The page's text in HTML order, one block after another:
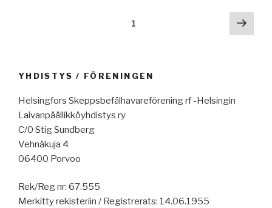
hiipuminen,
ja
Suezin
kanavat
Konecranes
vahvana,
1
sivu
YHDISTYS / FÖRENINGEN
Helsingfors Skeppsbefälhavareförening rf -Helsingin
Laivanpäällikköyhdistys ry
C/0 Stig Sundberg
Vehnäkuja 4
06400 Porvoo
Rek/Reg nr: 67.555
Merkitty rekisteriin / Registrerats: 14.06.1955